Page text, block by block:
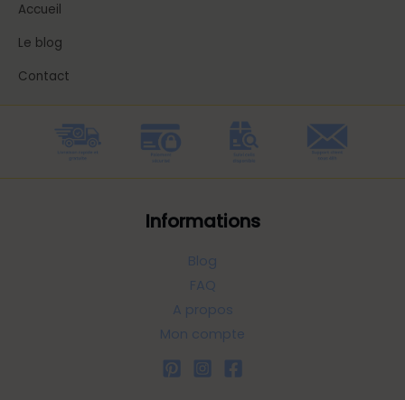
Accueil
Le blog
Contact
Informations
Blog
FAQ
A propos
Mon compte